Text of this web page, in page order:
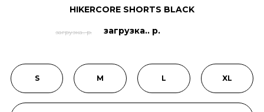
XL
L
M
S
HIKERCORE SHORTS BLACK
загрузка.. р.
загрузка.. р.